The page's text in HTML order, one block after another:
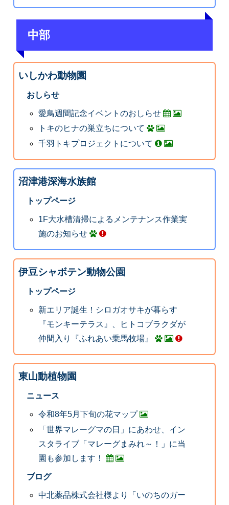
中部
いしかわ動物園
おしらせ
愛鳥週間記念イベントのおしらせ
トキのヒナの巣立ちについて
千羽トキプロジェクトについて
沼津港深海水族館
トップページ
1F大水槽清掃によるメンテナンス作業実
施のお知らせ
伊豆シャボテン動物公園
トップページ
新エリア誕生！シロガオサキが暮らす
『モンキーテラス』、ヒトコブラクダが
仲間入り『ふれあい乗馬牧場』
東山動植物園
ニュース
令和8年5月下旬の花マップ
「世界マレーグマの日」にあわせ、イン
スタライブ「マレーグまみれ～！」に当
園も参加します！
ブログ
中北薬品株式会社様より「いのちのガー